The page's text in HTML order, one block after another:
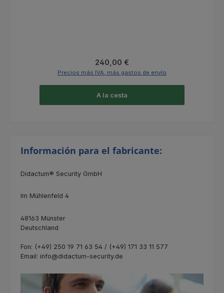
Precio normal:
240,00 €
Precios más IVA, más gastos de envío
A la cesta
Información para el fabricante:
Didactum® Security GmbH
Im Mühlenfeld 4
48163 Münster
Deutschland
Fon: (+49) 250 19 71 63 54 / (+49) 171 33 11 577
Email: info@didactum-security.de